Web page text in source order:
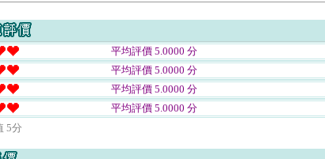
平均評價 5.0000 分
平均評價 5.0000 分
平均評價 5.0000 分
平均評價 5.0000 分
5分